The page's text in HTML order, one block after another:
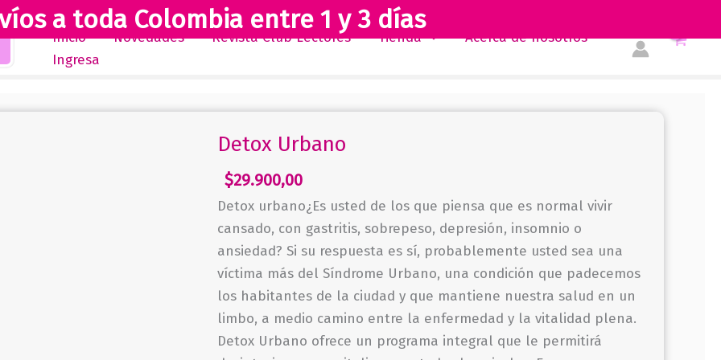
a toda Colombia entre 1 y 3 días
Inicio Novedades Revista Club Lectores Tienda
Acerca de nosotros
Ingresa
Detox Urbano
$29.900,00
Detox urbano¿Es usted de los que piensa que es normal vivir
cansado, con gastritis, sobrepeso, depresión, insomnio o
ansiedad? Si su respuesta es sí, probablemente usted sea una
víctima más del Síndrome Urbano, una condición que padecemos
los habitantes de la ciudad y que mantiene nuestra salud en un
limbo, a medio camino entre la enfermedad y la vitalidad plena.
Detox Urbano ofrece un programa integral que le permitirá